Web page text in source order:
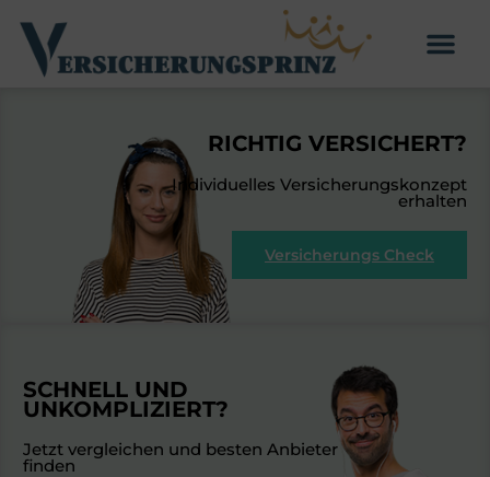
RICHTIG VERSICHERT?
Individuelles Versicherungskonzept
erhalten
Versicherungs Check
SCHNELL UND
UNKOMPLIZIERT?
Jetzt vergleichen und besten Anbieter
finden